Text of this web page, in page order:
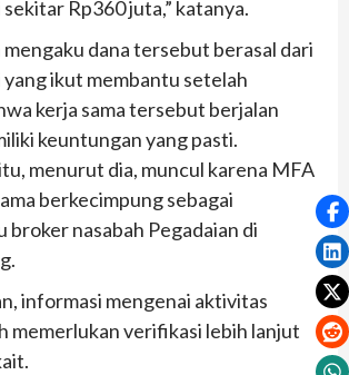
Rp360 juta,” katanya.
mengaku dana tersebut berasal dari
ikut membantu setelah
kerja sama tersebut berjalan
keuntungan yang pasti.
menurut dia, muncul karena MFA
berkecimpung sebagai
broker nasabah Pegadaian di
informasi mengenai aktivitas
memerlukan verifikasi lebih lanjut